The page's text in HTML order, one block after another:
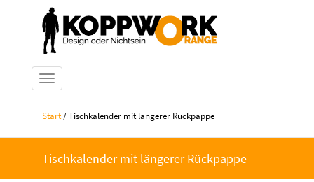
Navigation ein-/ausblenden
Start/ Tischkalender mit längerer Rückpappe
Tischkalender mit längerer Rückpappe